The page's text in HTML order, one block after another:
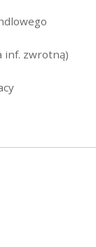
inf. zwrotną)